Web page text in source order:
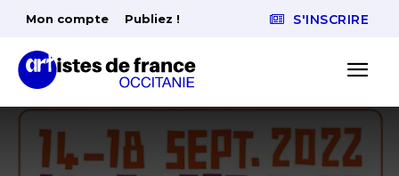
Mon compte Publiez ! S'INSCRIRE